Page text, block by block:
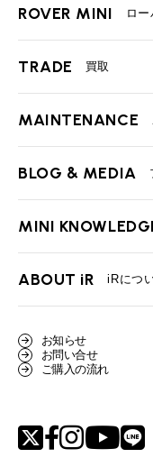
ROVER MINI ロ
TRADE 買取
TOP
必要書類
BMWミニ買取査
ローバーミニ買
MAINTENANCE
TOP
最近の修理実績
BLOG & MEDIA
TOP
User's Voice
Part's Report
MINI
TOP
ローバーミニナ
ABOUT iR iRにつ
スタッフ紹介
リクルート
お知らせ
お問い合せ
ご購入の流れ